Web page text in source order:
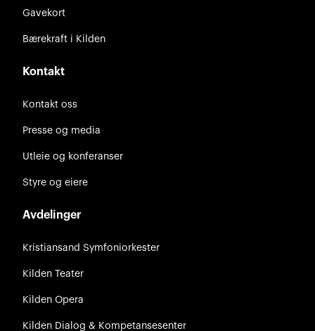
Gavekort
Bærekraft i Kilden
Kontakt
Kontakt oss
Presse og media
Utleie og konferanser
Styre og eiere
Avdelinger
Kristiansand Symfoniorkester
Kilden Teater
Kilden Opera
Kilden Dialog & Kompetansesenter